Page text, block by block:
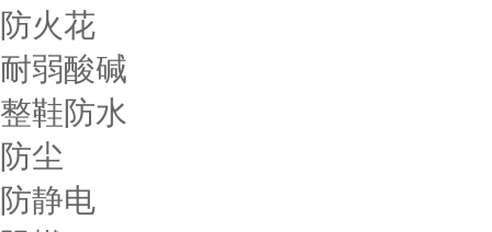
防火花
耐弱酸碱
整鞋防水
防尘
防静电